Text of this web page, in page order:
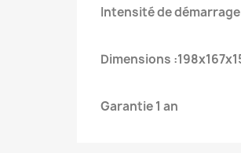
Intensité de démarrage
Dimensions
Garantie 1 an